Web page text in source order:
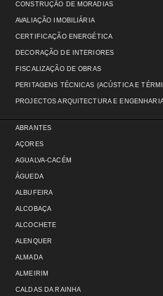
CONSTRUÇÃO DE MORADIAS
AVALIAÇÃO IMOBILIÁRIA
CERTIFICAÇÃO ENERGÉTICA
DECORAÇÃO DE INTERIORES
FISCALIZAÇÃO DE OBRAS
PERITAGENS TÉCNICAS (ACÚSTICA E
PROJECTOS ARQUITECTURA E
ABRANTES
AÇORES
AGUALVA-CACÉM
ÁGUEDA
ALBUFEIRA
ALCOBAÇA
ALCOCHETE
ALENQUER
ALMADA
ALMEIRIM
CALDAS DA RAINHA